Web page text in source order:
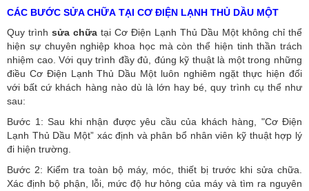
CÁC BƯỚC SỬA CHỮA TẠI CƠ ĐIỆN LẠNH THỦ DẦU MỘT
Quy trình sửa chữa tại Cơ Điện Lạnh Thủ Dầu Một không chỉ thể
hiện sự chuyên nghiệp khoa học mà còn thể hiện tinh thần trách
nhiệm cao. Với quy trình đầy đủ, đúng kỹ thuật là một trong những
điều Cơ Điện Lạnh Thủ Dầu Một luôn nghiêm ngặt thực hiện đối
với bất cứ khách hàng nào dù là lớn hay bé, quy trình cụ thể như
sau:
Bước 1: Sau khi nhận được yêu cầu của khách hàng, "Cơ Điện
Lạnh Thủ Dầu Một” xác định và phân bổ nhân viên kỹ thuật hợp lý
đi hiện trường.
Bước 2: Kiểm tra toàn bộ máy, móc, thiết bị trước khi sửa chữa.
Xác định bộ phận, lỗi, mức độ hư hỏng của máy và tìm ra nguyên